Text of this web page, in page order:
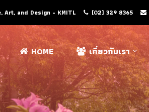
Art, and Design - KMITL (02) 329 8365
HOME เกี่ยวกับเรา